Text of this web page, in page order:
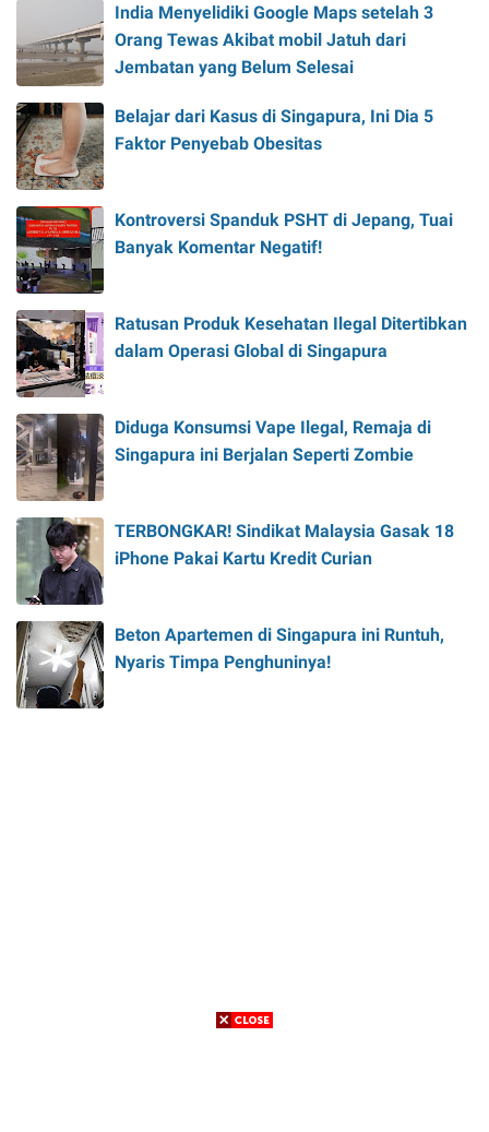
India Menyelidiki Google Maps setelah 3
Orang Tewas Akibat mobil Jatuh dari
Jembatan yang Belum Selesai
Belajar dari Kasus di Singapura, Ini Dia 5
Faktor Penyebab Obesitas
Kontroversi Spanduk PSHT di Jepang, Tuai
Banyak Komentar Negatif!
Ratusan Produk Kesehatan Ilegal Ditertibkan
dalam Operasi Global di Singapura
Diduga Konsumsi Vape Ilegal, Remaja di
Singapura ini Berjalan Seperti Zombie
TERBONGKAR! Sindikat Malaysia Gasak 18
iPhone Pakai Kartu Kredit Curian
Beton Apartemen di Singapura ini Runtuh,
Nyaris Timpa Penghuninya!